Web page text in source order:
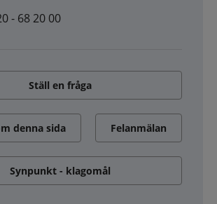
- 68 20 00
Ställ en fråga
denna sida Felanmälan
Synpunkt - klagomål